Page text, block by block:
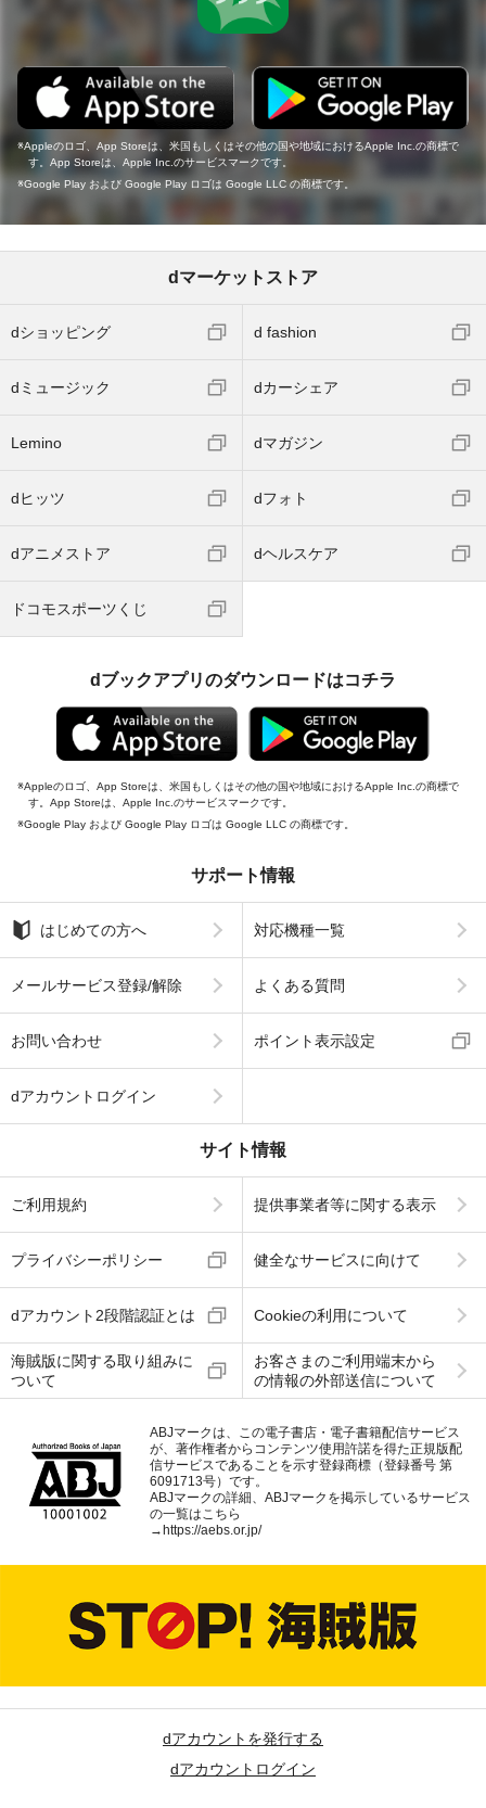
Appleのロゴ、App Storeは、米国もしくはその他の国や地域におけるApple Inc.の商標で
す。App Storeは、Apple Inc.のサービスマークです。
Google Play および Google Play ロゴは Google LLC の商標です。
dマーケットストア
dショッピング d fashion
dミュージック dカーシェア
Lemino dマガジン
dヒッツ dフォト
dアニメストア dヘルスケア
ドコモスポーツくじ
dブックアプリのダウンロードはコチラ
Appleのロゴ、App Storeは、米国もしくはその他の国や地域におけるApple Inc.の商標で
す。App Storeは、Apple Inc.のサービスマークです。
Google Play および Google Play ロゴは Google LLC の商標です。
サポート情報
はじめての方へ 対応機種一覧
メールサービス登録/解除 よくある質問
お問い合わせ ポイント表示設定
dアカウントログイン
サイト情報
ご利用規約 提供事業者等に関する表示
プライバシーポリシー 健全なサービスに向けて
dアカウント2段階認証とは Cookieの利用について
海賊版に関する取り組みに
ついて
お客さまのご利用端末から
の情報の外部送信について
ABJマークは、この電子書店・電子書籍配信サービス
が、著作権者からコンテンツ使用許諾を得た正規版配
信サービスであることを示す登録商標（登録番号 第
6091713号）です。
ABJマークの詳細、ABJマークを掲示しているサービス
の一覧はこちら
→https://aebs.or.jp/
dアカウントを発行する
dアカウントログイン